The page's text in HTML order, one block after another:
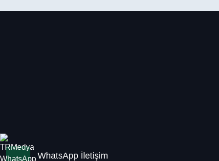
WhatsApp İletişim